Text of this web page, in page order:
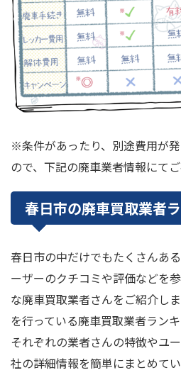
※条件があったり、別途費用が
ので、下記の廃車業者情報にて
春日市の廃車買取業者
春日市の中だけでもたくさんあ
ーザーのクチコミや評価などを
な廃車買取業者さんをご紹介し
を行っている廃車買取業者ランキ
それぞれの業者さんの特徴やユ
社の詳細情報を簡単にまとめて